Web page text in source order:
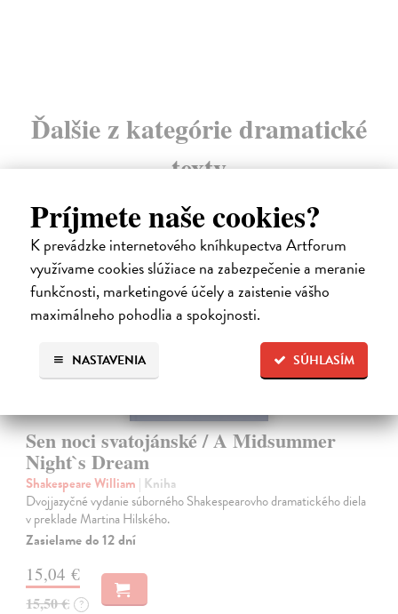
Príjmete naše cookies?
K prevádzke internetového kníhkupectva Artforum
využívame cookies slúžiace na zabezpečenie a meranie
funkčnosti, marketingové účely a zaistenie vášho
maximálneho pohodlia a spokojnosti.
SÚHLASÍM
NASTAVENIA
Ďalšie z kategórie dramatické
texty
Sen noci svatojánské / A Midsummer
Night`s Dream
Shakespeare William | Kniha
Dvojjazyčné vydanie súborného Shakespearovho dramatického diela
v preklade Martina Hilského.
Zasielame do 12 dní
15,04 €
15,50 € ?